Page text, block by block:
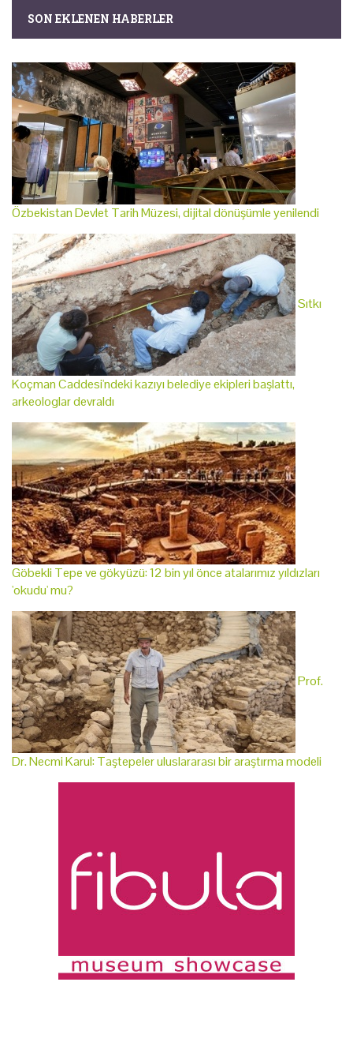
SON EKLENEN HABERLER
Özbekistan Devlet Tarih Müzesi, dijital dönüşümle yenilendi
Sıtkı
Koçman Caddesi'ndeki kazıyı belediye ekipleri başlattı,
arkeologlar devraldı
Göbekli Tepe ve gökyüzü: 12 bin yıl önce atalarımız yıldızları
'okudu' mu?
Prof.
Dr. Necmi Karul: Taştepeler uluslararası bir araştırma modeli